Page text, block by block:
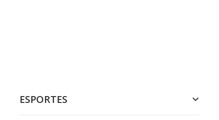
ESPORTES